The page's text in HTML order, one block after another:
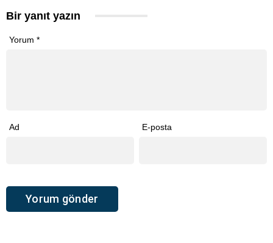
Bir yanıt yazın
Yorum *
Ad E-posta